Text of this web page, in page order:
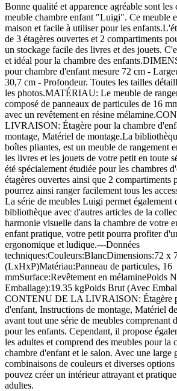
Bonne qualité et apparence agréable sont
meuble chambre enfant "Luigi". Ce meuble
maison et facile à utiliser pour les
de 3 étagères ouvertes et 2 compartiments
un stockage facile des livres et des jouets.
et idéal pour la chambre des
pour chambre d'enfant mesure 72 cm -
30,7 cm - Profondeur. Toutes les tailles
les photos.MATÉRIAU: Le meuble de
composé de panneaux de particules de 16
avec un revêtement en résine
LIVRAISON: Étagère pour la chambre
montage, Matériel de montage.La
boîtes pliantes, est un meuble de rangement
les livres et les jouets de votre petit en toute
été spécialement étudiée pour les chambres
étagères ouvertes ainsi que 2 compartiments
pourrez ainsi ranger facilement tous les
La série de meubles Luigi permet également
bibliothèque avec d'autres articles de la
harmonie visuelle dans la chambre de votre
enfant pratique, votre petit pourra profiter
ergonomique et ludique.---Données
techniques:Couleurs:BlancDimensions:72 x
(LxHxP)Matériau:Panneau de particules, 16
mmSurface:Revêtement en mélaminePoids
Emballage):19.35 kgPoids Brut (Avec
CONTENU DE LA LIVRAISON: Étagère
d'enfant, Instructions de montage, Matériel
avant tout une série de meubles comprenant
pour les enfants. Cependant, il propose
les adultes et comprend des meubles pour la
chambre d'enfant et le salon. Avec une large
combinaisons de couleurs et diverses
pouvez créer un intérieur attrayant et
adultes.